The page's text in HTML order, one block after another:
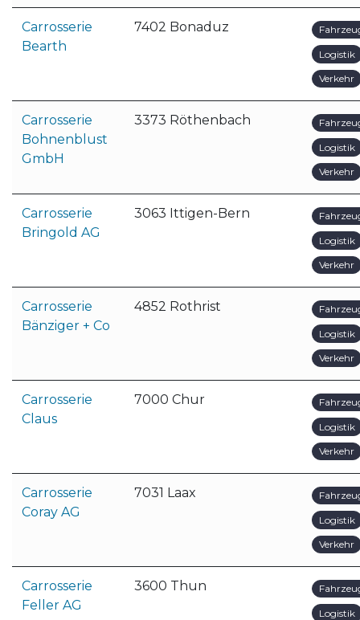
Carrosserie
Bearth
7402 Bonaduz
Logistik
Verkehr
Carrosserie
Bohnenblust
GmbH
3373 Röthenbach
Logistik
Verkehr
Carrosserie
Bringold AG
3063 Ittigen-Bern
Logistik
Verkehr
Carrosserie
Bänziger + Co
4852 Rothrist
Logistik
Verkehr
Carrosserie
Claus
7000 Chur
Logistik
Verkehr
Carrosserie
Coray AG
7031 Laax
Logistik
Verkehr
Carrosserie
Feller AG
3600 Thun
Logistik